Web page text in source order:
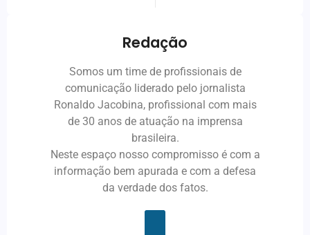
Redação
Somos um time de profissionais de
comunicação liderado pelo jornalista
Ronaldo Jacobina, profissional com mais
de 30 anos de atuação na imprensa
brasileira.
Neste espaço nosso compromisso é com a
informação bem apurada e com a defesa
da verdade dos fatos.